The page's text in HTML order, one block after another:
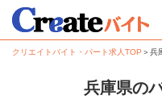
クリエイトバイト・パート求人TOP ＞兵
兵庫県の